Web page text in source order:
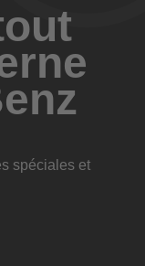
spéciales et